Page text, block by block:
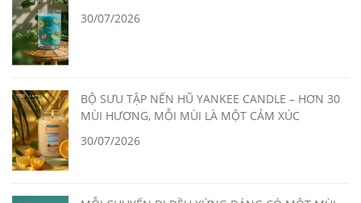
30/07/2026
BỘ SƯU TẬP NẾN HŨ YANKEE CANDLE – HƠN 30
MÙI HƯƠNG, MỖI MÙI LÀ MỘT CẢM XÚC
30/07/2026